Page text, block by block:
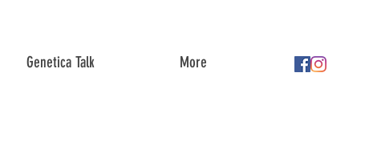
Genetica Talk More